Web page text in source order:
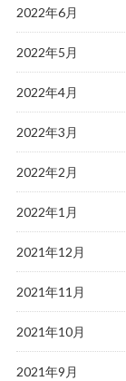
2022年6月
2022年5月
2022年4月
2022年3月
2022年2月
2022年1月
2021年12月
2021年11月
2021年10月
2021年9月